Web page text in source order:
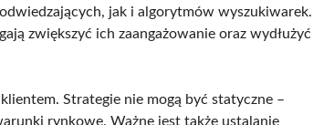
jak i algorytmów wyszukiwarek.
zwiększyć ich zaangażowanie oraz wydłużyć
Strategie nie mogą być statyczne –
rynkowe. Ważne jest także ustalanie